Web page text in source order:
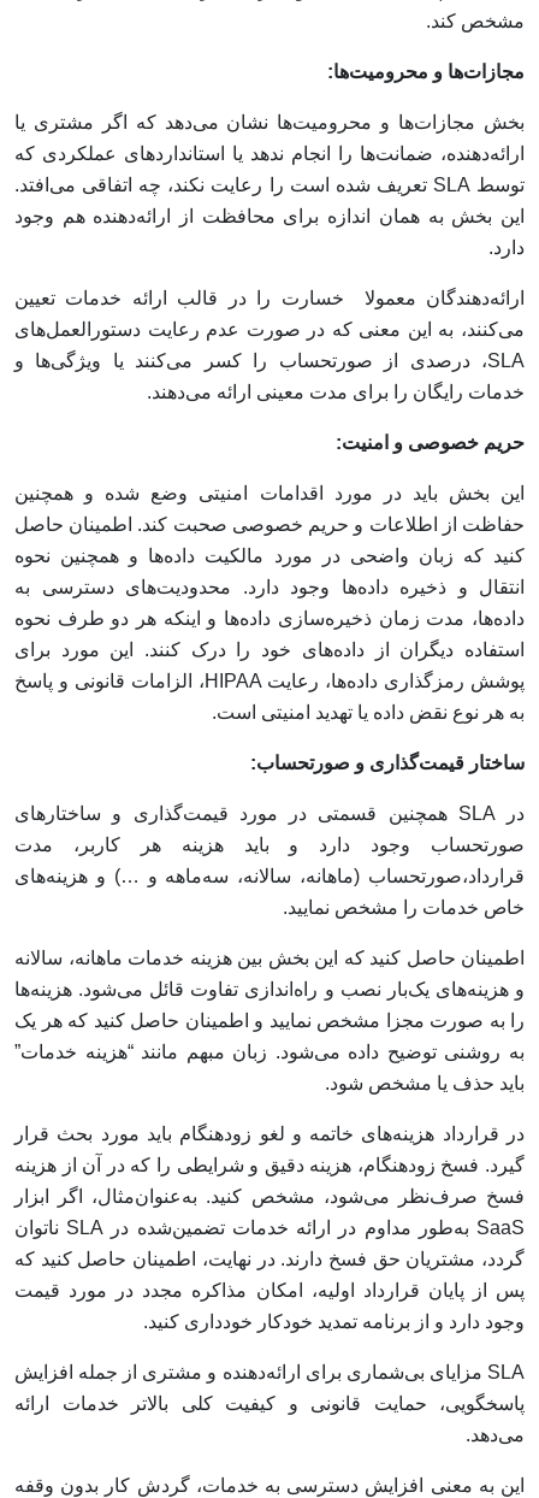
مشخص کند.
مجازات‌ها و محرومیت‌ها:
بخش مجازات‌ها و محرومیت‌ها نشان می‌دهد که اگر مشتری یا
ارائه‌دهنده، ضمانت‌ها را انجام ندهد یا استانداردهای عملکردی که
توسط SLA تعریف شده است را رعایت نکند، چه اتفاقی می‌افتد.
این بخش به همان اندازه برای محافظت از ارائه‌دهنده هم وجود
دارد.
ارائه‌دهندگان معمولا خسارت را در قالب ارائه خدمات تعیین
می‌کنند، به این معنی که در صورت عدم رعایت دستورالعمل‌های
SLA، درصدی از صورتحساب را کسر می‌کنند یا ویژگی‌ها و
خدمات رایگان را برای مدت معینی ارائه می‌دهند.
حریم خصوصی و امنیت:
این بخش باید در مورد اقدامات امنیتی وضع شده و همچنین
حفاظت از اطلاعات و حریم خصوصی صحبت کند. اطمینان حاصل
کنید که زبان واضحی در مورد مالکیت داده‌ها و همچنین نحوه
انتقال و ذخیره داده‌ها وجود دارد. محدودیت‌های دسترسی به
داده‌ها، مدت زمان ذخیره‌سازی داده‌ها و اینکه هر دو طرف نحوه
استفاده دیگران از داده‌های خود را درک کنند. این مورد برای
پوشش رمزگذاری داده‌ها، رعایت HIPAA، الزامات قانونی و پاسخ
به هر نوع نقض داده یا تهدید امنیتی است.
ساختار قیمت‌گذاری و صورتحساب:
در SLA همچنین قسمتی در مورد قیمت‌گذاری و ساختارهای
صورتحساب وجود دارد و باید هزینه هر کاربر، مدت
قرارداد،صورتحساب (ماهانه، سالانه، سه‌ماهه و …) و هزینه‌های
خاص خدمات را مشخص نمایید.
اطمینان حاصل کنید که این بخش بین هزینه خدمات ماهانه، سالانه
و هزینه‌های یک‌بار نصب و راه‌اندازی تفاوت قائل می‌شود. هزینه‌ها
را به صورت مجزا مشخص نمایید و اطمینان حاصل کنید که هر یک
به روشنی توضیح داده می‌شود. زبان مبهم مانند “هزینه خدمات”
باید حذف یا مشخص شود.
در قرارداد هزینه‌های خاتمه و لغو زودهنگام باید مورد بحث قرار
گیرد. فسخ زودهنگام، هزینه دقیق و شرایطی را که در آن از هزینه
فسخ صرف‌نظر می‌شود، مشخص کنید. به‌عنوان‌مثال، اگر ابزار
SaaS به‌طور مداوم در ارائه خدمات تضمین‌شده در SLA ناتوان
گردد، مشتریان حق فسخ دارند. در نهایت، اطمینان حاصل کنید که
پس از پایان قرارداد اولیه، امکان مذاکره مجدد در مورد قیمت
وجود دارد و از برنامه تمدید خودکار خودداری کنید.
SLA مزایای بی‌شماری برای ارائه‌دهنده و مشتری از جمله افزایش
پاسخگویی، حمایت قانونی و کیفیت کلی بالاتر خدمات ارائه
می‌دهد.
این به معنی افزایش دسترسی به خدمات، گردش کار بدون وقفه